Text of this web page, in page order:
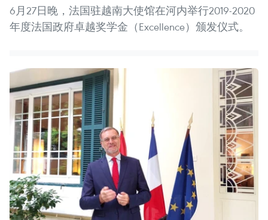
6月27日晚，法国驻越南大使馆在河内举行2019-2020
年度法国政府卓越奖学金（Excellence）颁发仪式。